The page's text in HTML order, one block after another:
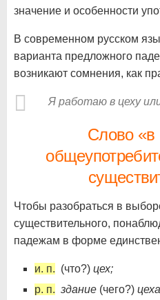
значение и особенности
В современном русском
варианта предложного
возникают сомнения, как
Я работаю в цеху
Слово
Чтобы разобраться в
существительного,
падежам в форме
и. п. (что?) цех;
р. п. здание (чего?)